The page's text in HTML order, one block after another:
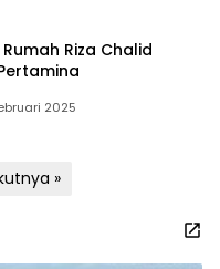
Riza Chalid
2025
»